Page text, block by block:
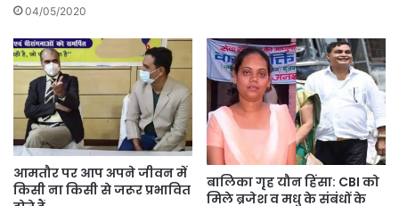
04/05/2020
आमतौर पर आप अपने जीवन में
किसी ना किसी से जरूर प्रभावित
बालिका गृह यौन हिंसा: CBI को
मिले ब्रजेश व मधु के संबंधों के